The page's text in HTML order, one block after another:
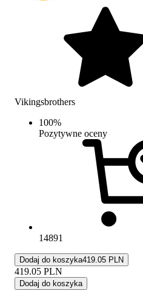
Vikingsbrothers
100%
Pozytywne oceny
14891
Dodaj do koszyka419.05 PLN
419.05 PLN
Dodaj do koszyka